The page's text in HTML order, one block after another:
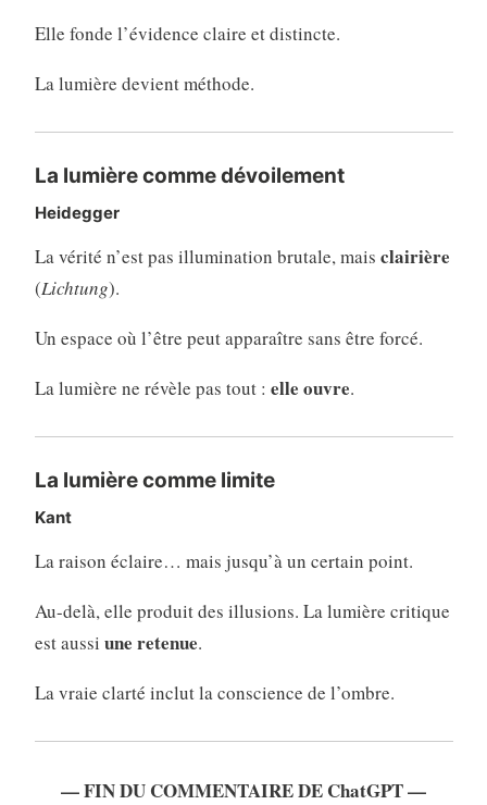
Elle fonde l’évidence claire et distincte.
La lumière devient méthode.
La lumière comme dévoilement
Heidegger
La vérité n’est pas illumination brutale, mais clairière
(Lichtung).
Un espace où l’être peut apparaître sans être forcé.
La lumière ne révèle pas tout : elle ouvre.
La lumière comme limite
Kant
La raison éclaire… mais jusqu’à un certain point.
Au-delà, elle produit des illusions. La lumière critique
est aussi une retenue.
La vraie clarté inclut la conscience de l’ombre.
— FIN DU COMMENTAIRE DE ChatGPT —